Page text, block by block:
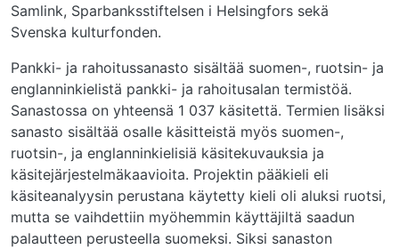
Samlink, Sparbanksstiftelsen i Helsingfors sekä
Svenska kulturfonden.
Pankki- ja rahoitussanasto sisältää suomen-, ruotsin- ja
englanninkielistä pankki- ja rahoitusalan termistöä.
Sanastossa on yhteensä 1 037 käsitettä. Termien lisäksi
sanasto sisältää osalle käsitteistä myös suomen-,
ruotsin-, ja englanninkielisiä käsitekuvauksia ja
käsitejärjestelmäkaavioita. Projektin pääkieli eli
käsiteanalyysin perustana käytetty kieli oli aluksi ruotsi,
mutta se vaihdettiin myöhemmin käyttäjiltä saadun
palautteen perusteella suomeksi. Siksi sanaston